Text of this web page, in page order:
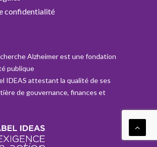
confidentialité
Alzheimer est une fondation
publique
IDEAS attestant la qualité de ses
de gouvernance, finances et